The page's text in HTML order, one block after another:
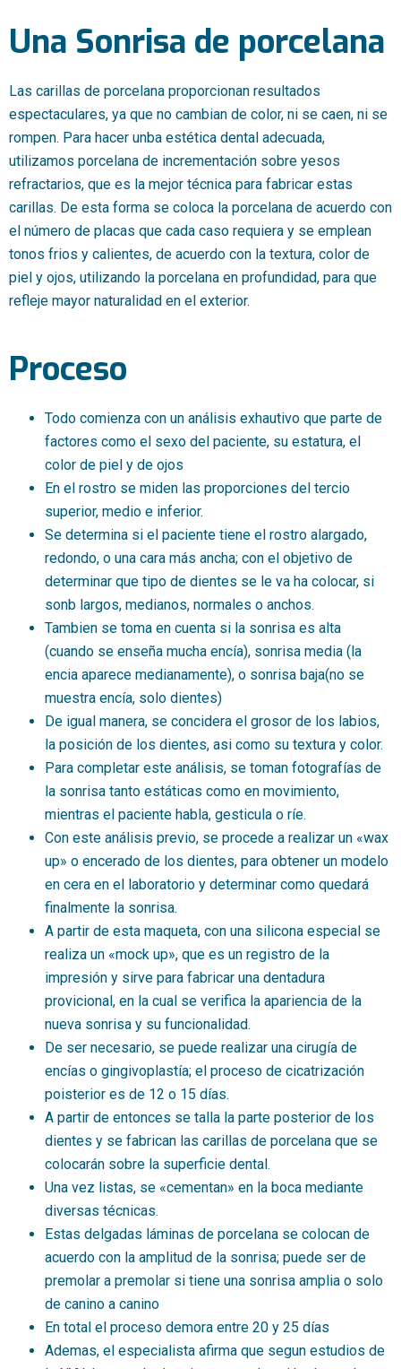
Una Sonrisa de porcelana
Las carillas de porcelana proporcionan resultados
espectaculares, ya que no cambian de color, ni se caen, ni se
rompen. Para hacer unba estética dental adecuada,
utilizamos porcelana de incrementación sobre yesos
refractarios, que es la mejor técnica para fabricar estas
carillas. De esta forma se coloca la porcelana de acuerdo con
el número de placas que cada caso requiera y se emplean
tonos frios y calientes, de acuerdo con la textura, color de
piel y ojos, utilizando la porcelana en profundidad, para que
refleje mayor naturalidad en el exterior.
Proceso
Todo comienza con un análisis exhautivo que parte de
factores como el sexo del paciente, su estatura, el
color de piel y de ojos
En el rostro se miden las proporciones del tercio
superior, medio e inferior.
Se determina si el paciente tiene el rostro alargado,
redondo, o una cara más ancha; con el objetivo de
determinar que tipo de dientes se le va ha colocar, si
sonb largos, medianos, normales o anchos.
Tambien se toma en cuenta si la sonrisa es alta
(cuando se enseña mucha encía), sonrisa media (la
encia aparece medianamente), o sonrisa baja(no se
muestra encía, solo dientes)
De igual manera, se concidera el grosor de los labios,
la posición de los dientes, asi como su textura y color.
Para completar este análisis, se toman fotografías de
la sonrisa tanto estáticas como en movimiento,
mientras el paciente habla, gesticula o ríe.
Con este análisis previo, se procede a realizar un «wax
up» o encerado de los dientes, para obtener un modelo
en cera en el laboratorio y determinar como quedará
finalmente la sonrisa.
A partir de esta maqueta, con una silicona especial se
realiza un «mock up», que es un registro de la
impresión y sirve para fabricar una dentadura
provicional, en la cual se verifica la apariencia de la
nueva sonrisa y su funcionalidad.
De ser necesario, se puede realizar una cirugía de
encías o gingivoplastía; el proceso de cicatrización
poisterior es de 12 o 15 días.
A partir de entonces se talla la parte posterior de los
dientes y se fabrican las carillas de porcelana que se
colocarán sobre la superficie dental.
Una vez listas, se «cementan» en la boca mediante
diversas técnicas.
Estas delgadas láminas de porcelana se colocan de
acuerdo con la amplitud de la sonrisa; puede ser de
premolar a premolar si tiene una sonrisa amplia o solo
de canino a canino
En total el proceso demora entre 20 y 25 días
Ademas, el especialista afirma que segun estudios de